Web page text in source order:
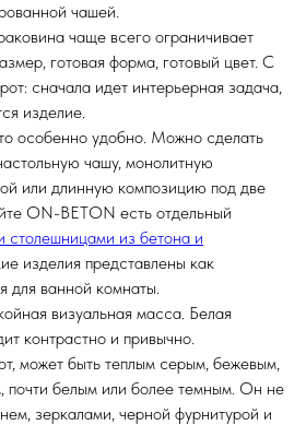
чашей.
чаще всего ограничивает
готовая форма, готовый цвет. С
сначала идет интерьерная задача,
изделие.
особенно удобно. Можно сделать
чашу, монолитную
или длинную композицию под две
ON-BETON есть отдельный
столешницами из бетона и
изделия представлены как
для ванной комнаты.
визуальная масса. Белая
контрастно и привычно.
может быть теплым серым, бежевым,
почти белым или более темным. Он не
зеркалами, черной фурнитурой и